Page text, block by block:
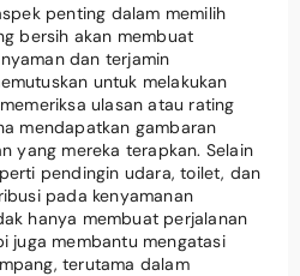
penting dalam memilih
bersih akan membuat
dan terjamin
untuk melakukan
ulasan atau rating
mendapatkan gambaran
yang mereka terapkan. Selain
pendingin udara, toilet, dan
pada kenyamanan
hanya membuat perjalanan
juga membantu mengatasi
terutama dalam